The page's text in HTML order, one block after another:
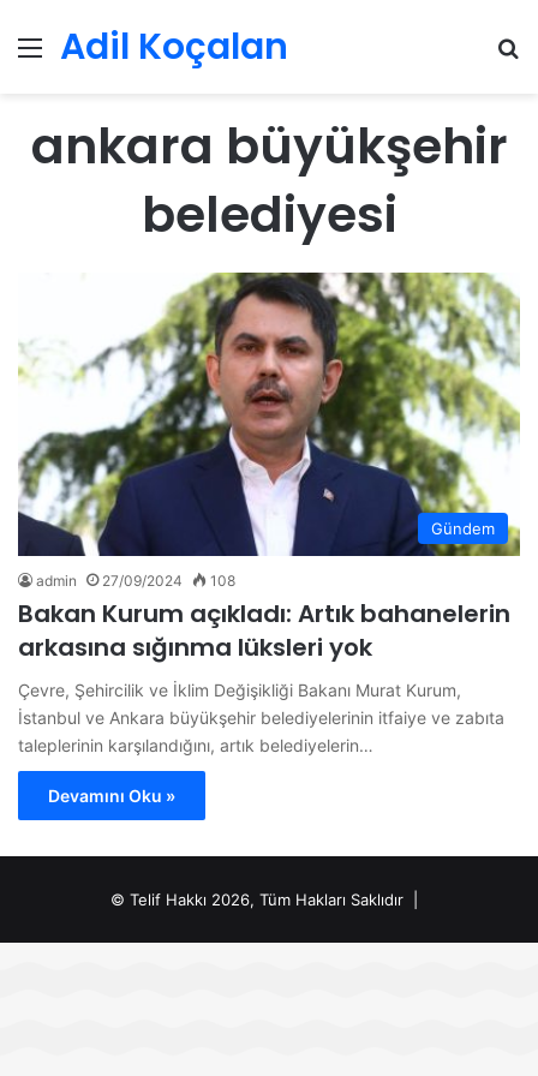
Menü
Adil Koçalan
ankara büyükşehir
belediyesi
Gündem
admin 27/09/2024 108
Bakan Kurum açıkladı: Artık bahanelerin
arkasına sığınma lüksleri yok
Çevre, Şehircilik ve İklim Değişikliği Bakanı Murat Kurum,
İstanbul ve Ankara büyükşehir belediyelerinin itfaiye ve zabıta
taleplerinin karşılandığını, artık belediyelerin…
Devamını Oku »
© Telif Hakkı 2026, Tüm Hakları Saklıdır |